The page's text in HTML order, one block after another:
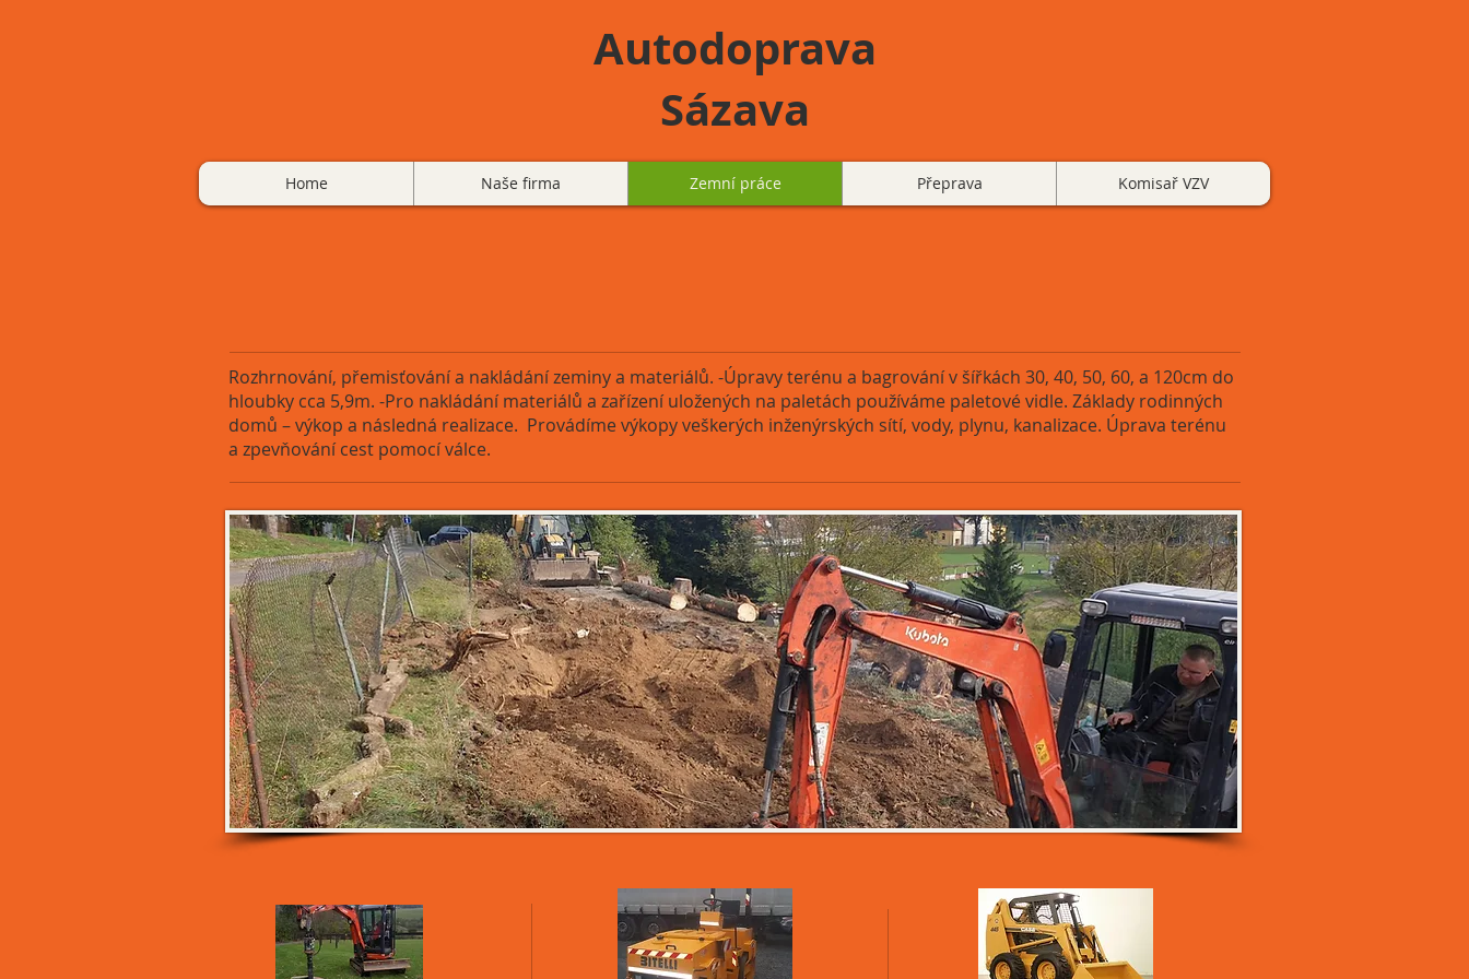
Autodoprava
Sázava
Home Naše firma Zemní práce Přeprava Komisař VZV
Rozhrnování, přemisťování a nakládání zeminy a materiálů. -Úpravy terénu a bagrování v šířkách 30, 40, 50, 60, a 120cm do
hloubky cca 5,9m. -Pro nakládání materiálů a zařízení uložených na paletách používáme paletové vidle. Základy rodinných
domů – výkop a následná realizace. Provádíme výkopy veškerých inženýrských sítí, vody, plynu, kanalizace. Úprava terénu
a zpevňování cest pomocí válce.